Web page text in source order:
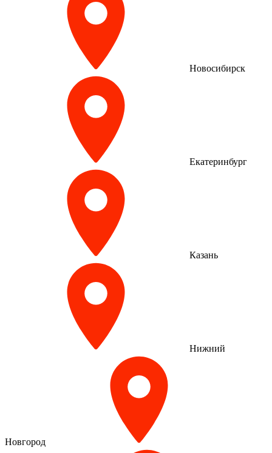
Новосибирск
Екатеринбург
Казань
Нижний
Новгород